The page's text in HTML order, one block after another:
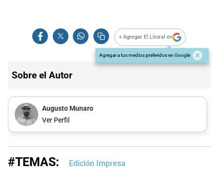
+ Agregar El Litoral en
Agregar a tus medios preferidos en Google
Sobre el Autor
Augusto Munaro
Ver Perfil
#TEMAS: Edición Impresa